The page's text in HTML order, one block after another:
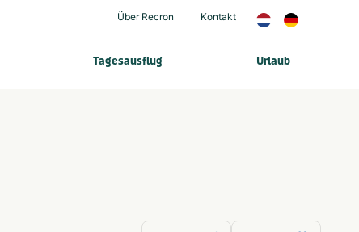
Über Recron Kontakt
Tagesausflug Urlaub